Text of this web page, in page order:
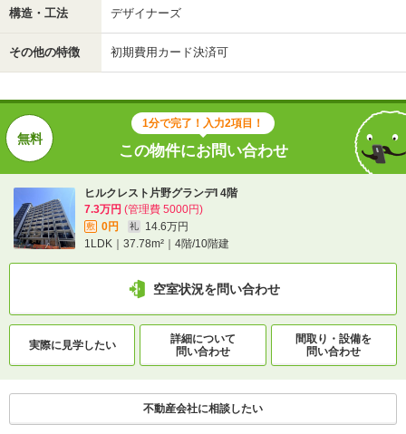
構造・工法 デザイナーズ
その他の特徴 初期費用カード決済可
1分で完了！入力2項目！
この物件にお問い合わせ
ヒルクレスト片野グランデI 4階
7.3万円 (管理費 5000円)
敷 0円 礼
14.6万円
1LDK｜37.78m²｜4階/10階建
空室状況を問い合わせ
実際に見学したい
詳細について
問い合わせ
間取り・設備を
問い合わせ
不動産会社に相談したい